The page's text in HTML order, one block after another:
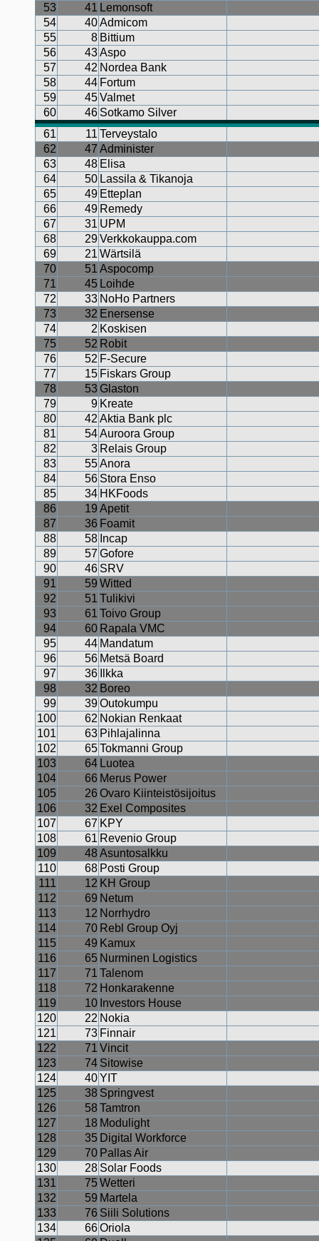
53
41 Lemonsoft
54
40Admicom
55
8 Bittium
56
43Aspo
57
42 Nordea Bank
58
44 Fortum
59
45Valmet
60
46 Sotkamo Silver
61
11 Terveystalo
62
47 Administer
63
48 Elisa
64
50 Lassila & Tikanoja
65
49 Etteplan
66
49 Remedy
67
31 UPM
68
29Verkkokauppa.com
69
21 Wärtsilä
70
51 Aspocomp
71
45 Loihde
72
33 NoHo Partners
73
32 Enersense
74
2 Koskisen
75
52 Robit
76
52 F-Secure
77
15 Fiskars Group
78
53 Glaston
79
9 Kreate
80
42 Aktia Bank plc
81
54Auroora Group
82
3 Relais Group
83
55Anora
84
56 Stora Enso
85
34 HKFoods
86
19 Apetit
87
36 Foamit
88
58 Incap
89
57 Gofore
90
46 SRV
91
59 Witted
92
51 Tulikivi
93
61 Toivo Group
94
60 Rapala VMC
95
44 Mandatum
96
56 Metsä Board
97
36
Ilkka
98
32 Boreo
99
39Outokumpu
100
62 Nokian Renkaat
101
63 Pihlajalinna
102
65Tokmanni Group
103
64 Luotea
104
66 Merus Power
105
26 Ovaro Kiinteistösijoitus
106
32 Exel Composites
107
67 KPY
108
61 Revenio Group
109
48 Asuntosalkku
110
68 Posti Group
111
12 KH Group
112
69 Netum
113
12 Norrhydro
114
70 Rebl Group Oyj
115
49 Kamux
116
65 Nurminen Logistics
117
71 Talenom
118
72 Honkarakenne
119
10 Investors House
120
22 Nokia
121
73 Finnair
122
71 Vincit
123
74 Sitowise
124
40YIT
125
38 Springvest
126
58 Tamtron
127
18 Modulight
128
35 Digital Workforce
129
70 Pallas Air
130
28 Solar Foods
131
75 Wetteri
132
59 Martela
133
76 Siili Solutions
134
66Oriola